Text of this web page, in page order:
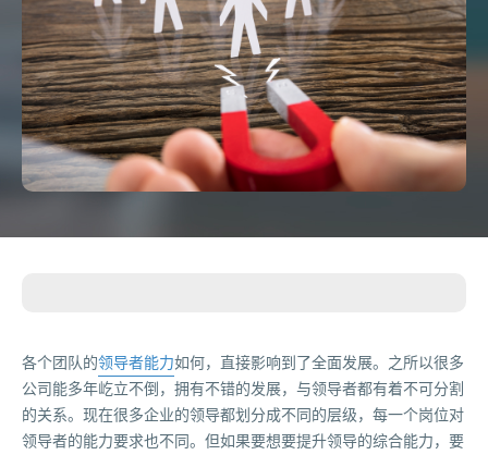
各个团队的领导者能力如何，直接影响到了全面发展。之所以很多
公司能多年屹立不倒，拥有不错的发展，与领导者都有着不可分割
的关系。现在很多企业的领导都划分成不同的层级，每一个岗位对
领导者的能力要求也不同。但如果要想要提升领导的综合能力，要